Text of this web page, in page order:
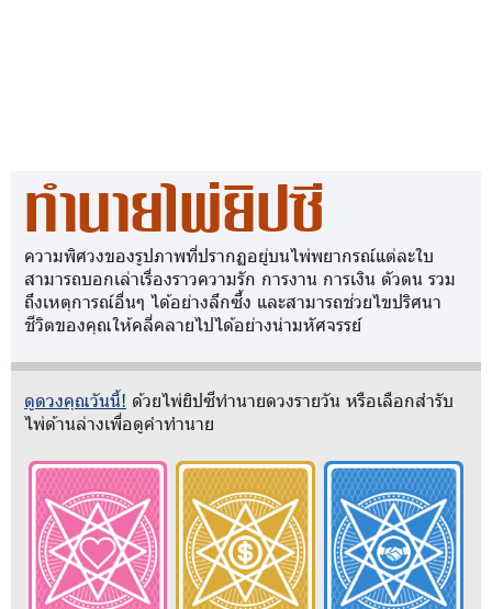
ทำนายไพ่ยิปซี
ความพิศวงของรูปภาพที่ปรากฏอยู่บนไพ่พยากรณ์แต่ละใบ
สามารถบอกเล่าเรื่องราวความรัก การงาน การเงิน ตัวตน รวม
ถึงเหตุการณ์อื่นๆ ได้อย่างลึกซึ้ง และสามารถช่วยไขปริศนา
ชีวิตของคุณให้คลี่คลายไปได้อย่างน่ามหัศจรรย์
ดูดวงคุณวันนี้! ด้วยไพ่ยิปซีทำนายดวงรายวัน หรือเลือกสำรับ
ไพ่ด้านล่างเพื่อดูคำทำนาย